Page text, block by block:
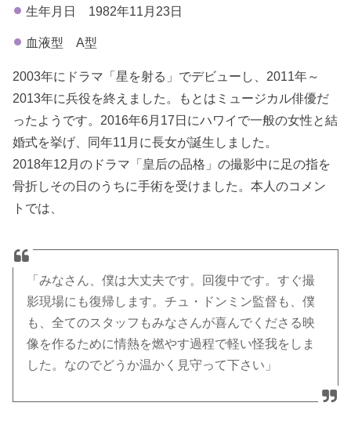
生年月日 1982年11月23日
血液型 A型
2003年にドラマ「星を射る」でデビューし、2011年～
2013年に兵役を終えました。もとはミュージカル俳優だ
ったようです。2016年6月17日にハワイで一般の女性と結
婚式を挙げ、同年11月に長女が誕生しました。
2018年12月のドラマ「皇后の品格」の撮影中に足の指を
骨折しその日のうちに手術を受けました。本人のコメン
トでは、
「みなさん、僕は大丈夫です。回復中です。すぐ撮
影現場にも復帰します。チュ・ドンミン監督も、僕
も、全てのスタッフもみなさんが喜んでくださる映
像を作るために情熱を燃やす過程で軽い怪我をしま
した。なのでどうか温かく見守って下さい」